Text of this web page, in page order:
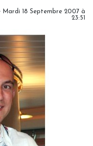
18 Septembre 2007 à
23:51